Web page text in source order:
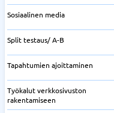
Sosiaalinen media
Split testaus/ A-B
Tapahtumien ajoittaminen
Työkalut verkkosivuston
rakentamiseen